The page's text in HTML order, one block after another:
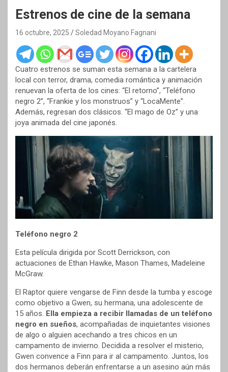
Estrenos de cine de la semana
16 octubre, 2025 Soledad Moyano Fagnani
Cuatro estrenos se suman esta semana a la cartelera
local con terror, drama, comedia romántica y animación
renuevan la oferta de los cines: “El retorno”, “Teléfono
negro 2”, “Frankie y los monstruos” y “LocaMente”.
Además, regresan dos clásicos. “El mago de Oz” y una
joya animada del cine japonés.
Teléfono negro 2
Esta película dirigida por Scott Derrickson, con
actuaciones de Ethan Hawke, Mason Thames, Madeleine
McGraw.
El Raptor quiere vengarse de Finn desde la tumba y escoge
como objetivo a Gwen, su hermana, una adolescente de
15 años. Ella empieza a recibir llamadas de un teléfono
negro en sueños, acompañadas de inquietantes visiones
de algo o alguien acechando a tres chicos en un
campamento de invierno. Decidida a resolver el misterio,
Gwen convence a Finn para ir al campamento. Juntos, los
dos hermanos deberán enfrentarse a un asesino aún más